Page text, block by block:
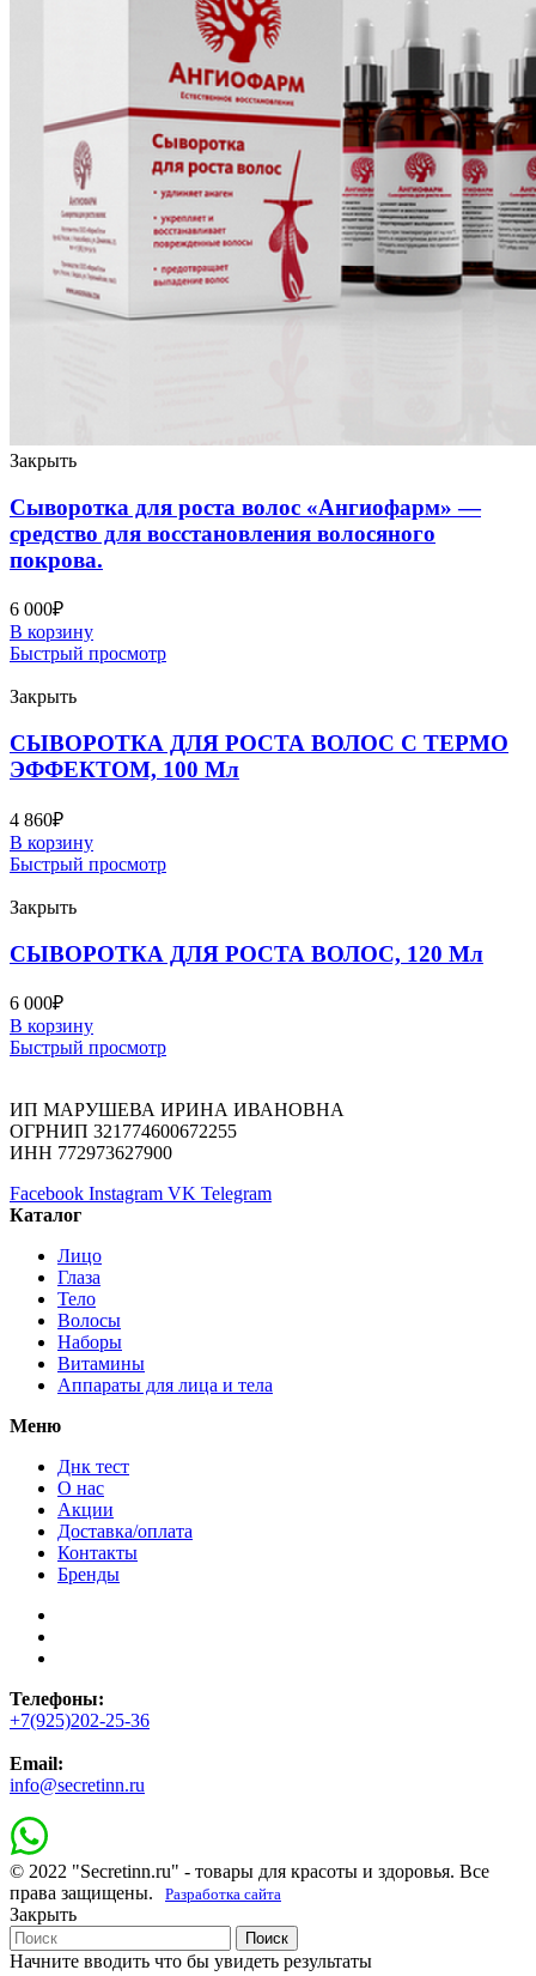
Закрыть
Сыворотка для роста волос «Ангиофарм» —
средство для восстановления волосяного
покрова.
6 000₽
В корзину
Быстрый просмотр
Закрыть
СЫВОРОТКА ДЛЯ РОСТА ВОЛОС С ТЕРМО
ЭФФЕКТОМ, 100 Мл
4 860₽
В корзину
Быстрый просмотр
Закрыть
СЫВОРОТКА ДЛЯ РОСТА ВОЛОС, 120 Мл
6 000₽
В корзину
Быстрый просмотр
ИП МАРУШЕВА ИРИНА ИВАНОВНА
ОГРНИП 321774600672255
ИНН 772973627900
Facebook Instagram VK Telegram
Каталог
Лицо
Глаза
Тело
Волосы
Наборы
Витамины
Аппараты для лица и тела
Меню
Днк тест
О нас
Акции
Доставка/оплата
Контакты
Бренды
Телефоны:
+7(925)202-25-36
Email:
info@secretinn.ru
© 2022 "Secretinn.ru" - товары для красоты и здоровья. Все
права защищены.
Разработка сайта
Закрыть
Поиск
Начните вводить что бы увидеть результаты